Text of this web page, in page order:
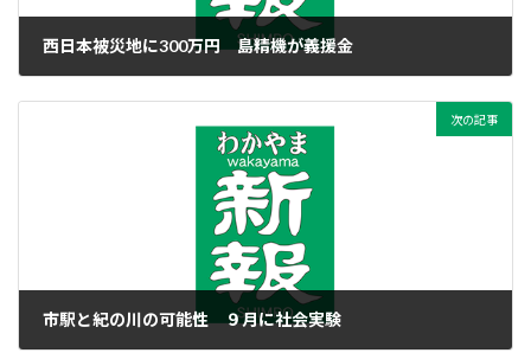
西日本被災地に300万円 島精機が義援金
次の記事
市駅と紀の川の可能性 ９月に社会実験